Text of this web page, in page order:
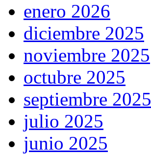
enero 2026
diciembre 2025
noviembre 2025
octubre 2025
septiembre 2025
julio 2025
junio 2025